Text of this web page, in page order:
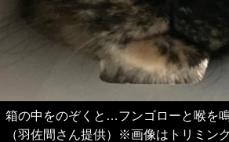
箱の中をのぞくと…フンゴローと喉を
（羽佐間さん提供）※画像はトリミン